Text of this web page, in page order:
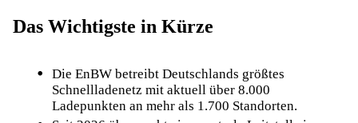
Das Wichtigste in Kürze
Die EnBW betreibt Deutschlands größtes
Schnellladenetz mit aktuell über 8.000
Ladepunkten an mehr als 1.700 Standorten.